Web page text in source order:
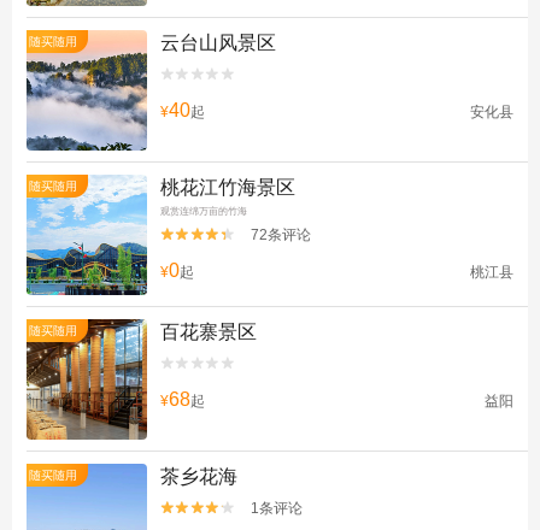
随买随用 云台山风景区


¥40起 安化县
随买随用 桃花江竹海景区
观赏连绵万亩的竹海

 72条评论
¥0起 桃江县
随买随用 百花寨景区


¥68起 益阳
随买随用 茶乡花海

 1条评论